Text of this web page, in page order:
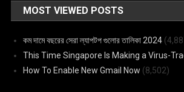
MOST VIEWED POSTS
কম দামে বছরের সেরা ল্যাপটপ গুলোর তালিকা 2024
This Time Singapore Is Making a Virus-
How To Enable New Gmail Now (8,502)